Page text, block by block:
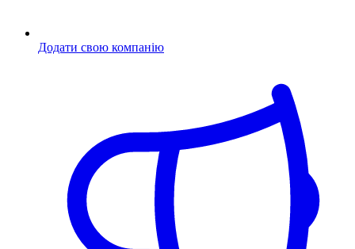
Додати свою компанію